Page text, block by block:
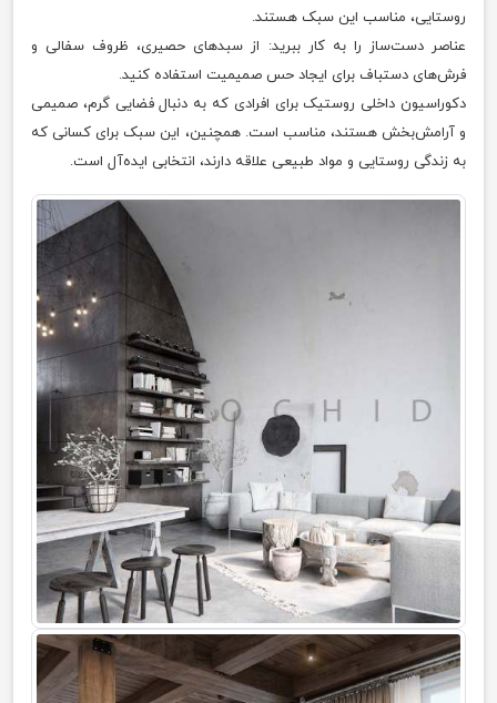
روستایی، مناسب این سبک هستند.
عناصر دست‌ساز را به کار ببرید: از سبدهای حصیری، ظروف سفالی و
فرش‌های دستباف برای ایجاد حس صمیمیت استفاده کنید.
دکوراسیون داخلی روستیک برای افرادی که به دنبال فضایی گرم، صمیمی
و آرامش‌بخش هستند، مناسب است. همچنین، این سبک برای کسانی که
به زندگی روستایی و مواد طبیعی علاقه دارند، انتخابی ایده‌آل است.